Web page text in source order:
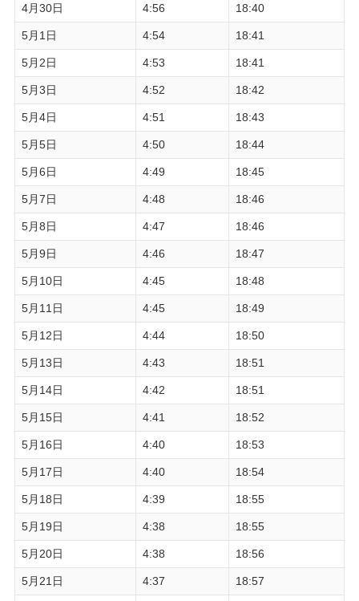
4月30日 4:56 18:40
5月1日 4:54 18:41
5月2日 4:53 18:41
5月3日 4:52 18:42
5月4日 4:51 18:43
5月5日 4:50 18:44
5月6日 4:49 18:45
5月7日 4:48 18:46
5月8日 4:47 18:46
5月9日 4:46 18:47
5月10日 4:45 18:48
5月11日 4:45 18:49
5月12日 4:44 18:50
5月13日 4:43 18:51
5月14日 4:42 18:51
5月15日 4:41 18:52
5月16日 4:40 18:53
5月17日 4:40 18:54
5月18日 4:39 18:55
5月19日 4:38 18:55
5月20日 4:38 18:56
5月21日 4:37 18:57